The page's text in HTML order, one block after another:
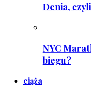
Denia,
NYC
biegu?
ciąża